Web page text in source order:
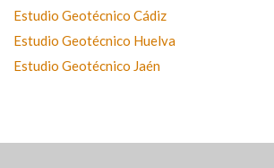
Estudio Geotécnico Cádiz
Estudio Geotécnico Huelva
Estudio Geotécnico Jaén